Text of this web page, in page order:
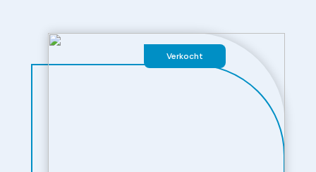
Verkocht